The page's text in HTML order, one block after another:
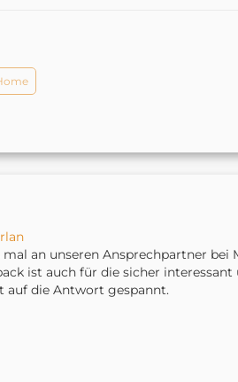
mal an unseren Ansprechpartner bei
ist auch für die sicher
auf die Antwort gespannt.